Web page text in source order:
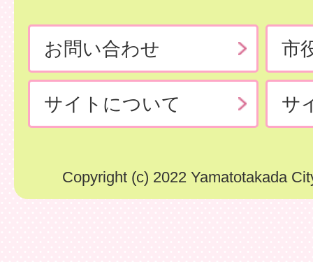
お問い合わせ 市
サイトについて サ
Copyright (c) 2022 Yamatotakada